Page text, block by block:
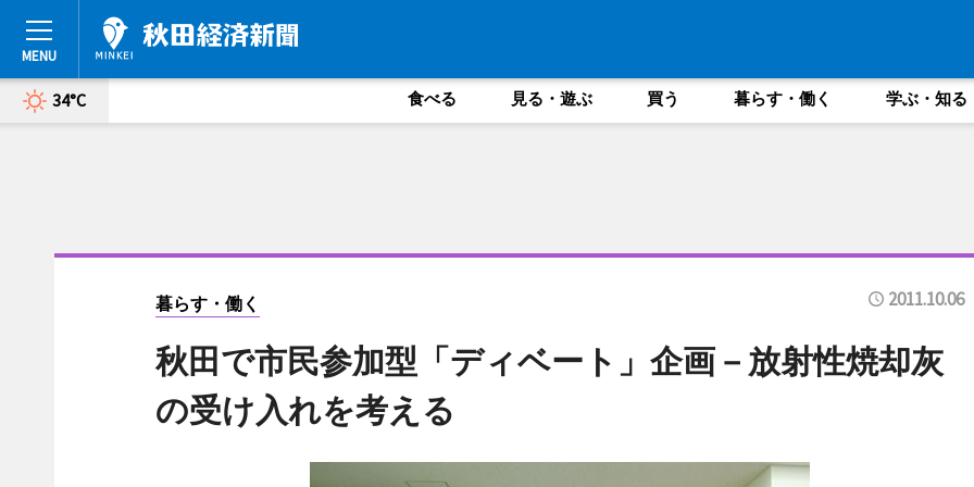
34°C 食べる 見る・遊ぶ 買う 暮らす・働く 学ぶ・知る
暮らす・働く 2011.10.06
秋田で市民参加型「ディベート」企画－放射性焼却灰
の受け入れを考える